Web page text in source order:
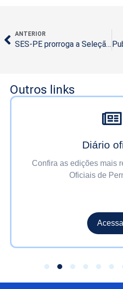
ANTERIOR
SES-PE prorroga a Seleção Interna para servidor público efetivo
Outros links
Diário
Confira as edições mais
Oficiais de